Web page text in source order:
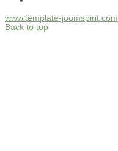
www.template-joomspirit.com
Back to top